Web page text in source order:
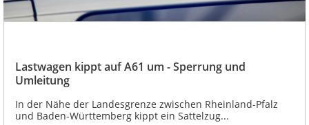
Lastwagen kippt auf A61 um - Sperrung und
Umleitung
In der Nähe der Landesgrenze zwischen Rheinland-Pfalz
und Baden-Württemberg kippt ein Sattelzug...